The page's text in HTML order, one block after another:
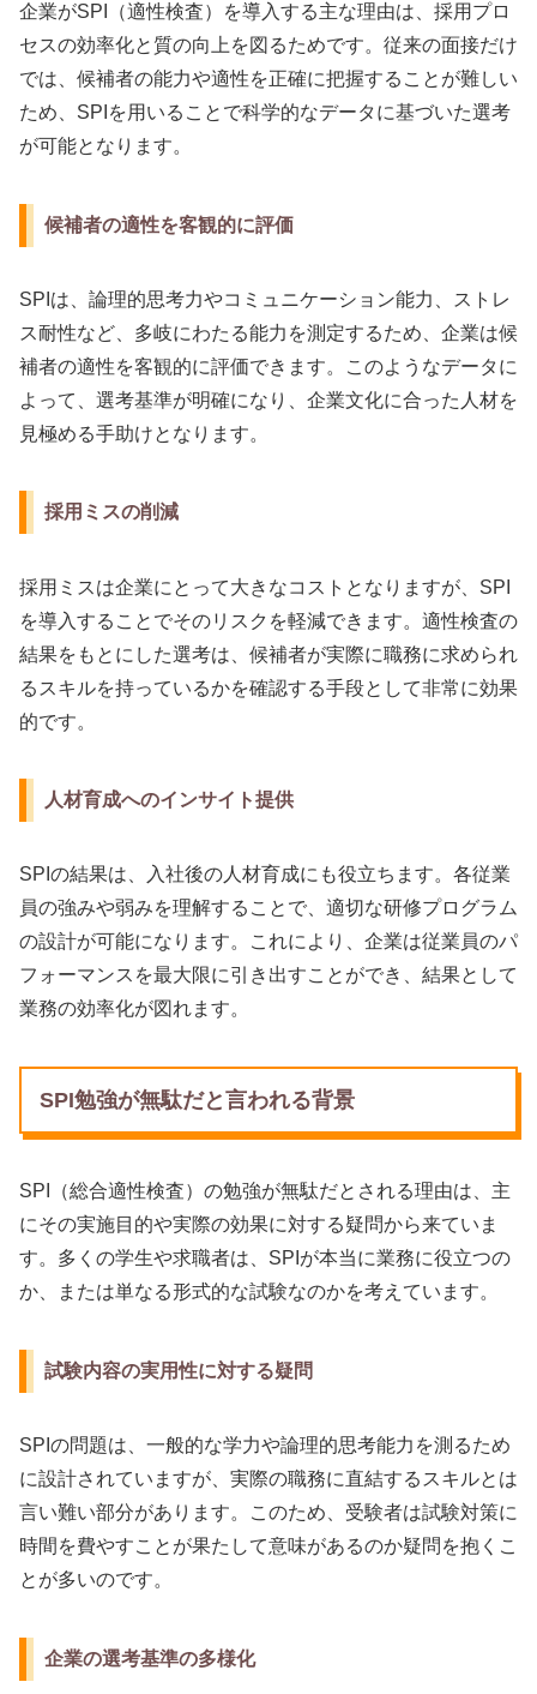
企業がSPI（適性検査）を導入する主な理由は、採用プロ
セスの効率化と質の向上を図るためです。従来の面接だけ
では、候補者の能力や適性を正確に把握することが難しい
ため、SPIを用いることで科学的なデータに基づいた選考
が可能となります。
候補者の適性を客観的に評価
SPIは、論理的思考力やコミュニケーション能力、ストレ
ス耐性など、多岐にわたる能力を測定するため、企業は候
補者の適性を客観的に評価できます。このようなデータに
よって、選考基準が明確になり、企業文化に合った人材を
見極める手助けとなります。
採用ミスの削減
採用ミスは企業にとって大きなコストとなりますが、SPI
を導入することでそのリスクを軽減できます。適性検査の
結果をもとにした選考は、候補者が実際に職務に求められ
るスキルを持っているかを確認する手段として非常に効果
的です。
人材育成へのインサイト提供
SPIの結果は、入社後の人材育成にも役立ちます。各従業
員の強みや弱みを理解することで、適切な研修プログラム
の設計が可能になります。これにより、企業は従業員のパ
フォーマンスを最大限に引き出すことができ、結果として
業務の効率化が図れます。
SPI勉強が無駄だと言われる背景
SPI（総合適性検査）の勉強が無駄だとされる理由は、主
にその実施目的や実際の効果に対する疑問から来ていま
す。多くの学生や求職者は、SPIが本当に業務に役立つの
か、または単なる形式的な試験なのかを考えています。
試験内容の実用性に対する疑問
SPIの問題は、一般的な学力や論理的思考能力を測るため
に設計されていますが、実際の職務に直結するスキルとは
言い難い部分があります。このため、受験者は試験対策に
時間を費やすことが果たして意味があるのか疑問を抱くこ
とが多いのです。
企業の選考基準の多様化